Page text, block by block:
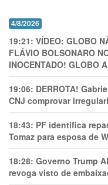
4/8/2026
19:21: VÍDEO: GLOBO
FLÁVIO BOLSONARO
INOCENTADO! GLOBO
19:06: DERROTA!
CNJ comprovar
18:43: PF identifica
Tomaz para esposa de
18:28: Governo Trump
revoga visto de